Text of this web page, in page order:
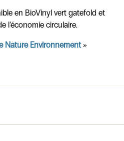
en BioVinyl vert gatefold et
l’économie circulaire.
Nature Environnement»